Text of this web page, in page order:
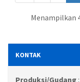
Menampilkan
KONTAK
Produksi/Gudang :